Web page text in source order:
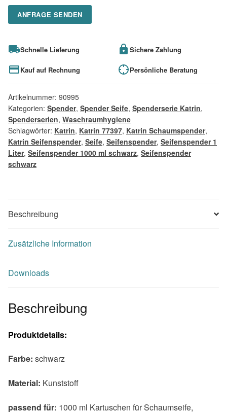
ANFRAGE SENDEN
Schnelle Lieferung Sichere Zahlung
Kauf auf Rechnung Persönliche Beratung
Artikelnummer: 90995
Kategorien: Spender, Spender Seife, Spenderserie Katrin,
Spenderserien, Waschraumhygiene
Schlagwörter: Katrin, Katrin 77397, Katrin Schaumspender,
Katrin Seifenspender, Seife, Seifenspender, Seifenspender 1
Liter, Seifenspender 1000 ml schwarz, Seifenspender
schwarz
Beschreibung
Zusätzliche Information
Downloads
Beschreibung
Produktdetails:
Farbe: schwarz
Material: Kunststoff
passend für: 1000 ml Kartuschen für Schaumseife,